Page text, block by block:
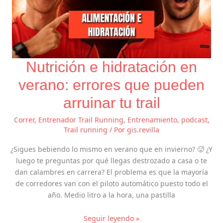
Nutrición e hidratación en
verano: errores que pueden
arruinar tu trail
Correr, Entrenador Trail Running, Entrenamiento, podcast,
Trail running / Por gis.revilla
¿Sigues bebiendo lo mismo en verano que en invierno? 🥵 ¿Y
luego te preguntas por qué llegas destrozado a casa o te
dan calambres en carrera? El problema es que la mayoría
de corredores van con el piloto automático puesto todo el
año. Medio litro a la hora, una pastilla
Seguir leyendo »